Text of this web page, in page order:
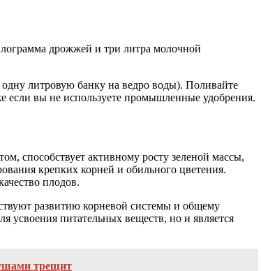
дрожжей и три литра молочной
одну литровую банку на ведро воды). Поливайте
если вы не используете промышленные удобрения.
способствует активному росту зеленой массы,
крепких корней и обильного цветения.
плодов.
развитию корневой системы и общему
усвоения питательных веществ, но и является
трещит